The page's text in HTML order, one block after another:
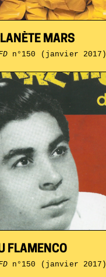
FLAMENCO
n°150 (janvier 2017)
MARS
n°150 (janvier 2017)